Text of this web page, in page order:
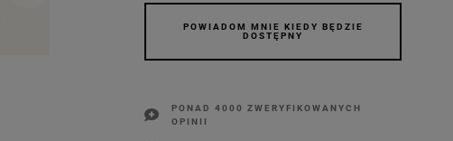
POWIADOM MNIE KIEDY BĘDZIE
DOSTĘPNY
PONAD 4000 ZWERYFIKOWANYCH
OPINII